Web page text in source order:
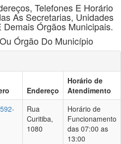
Telefones E Horário
As Secretarias, Unidades
Órgãos Municipais.
Órgão Do Município
Endereço
Horário de
Atendimento
Rua
Curitiba,
1080
Horário de
Funcionamento
das 07:00 as
13:00